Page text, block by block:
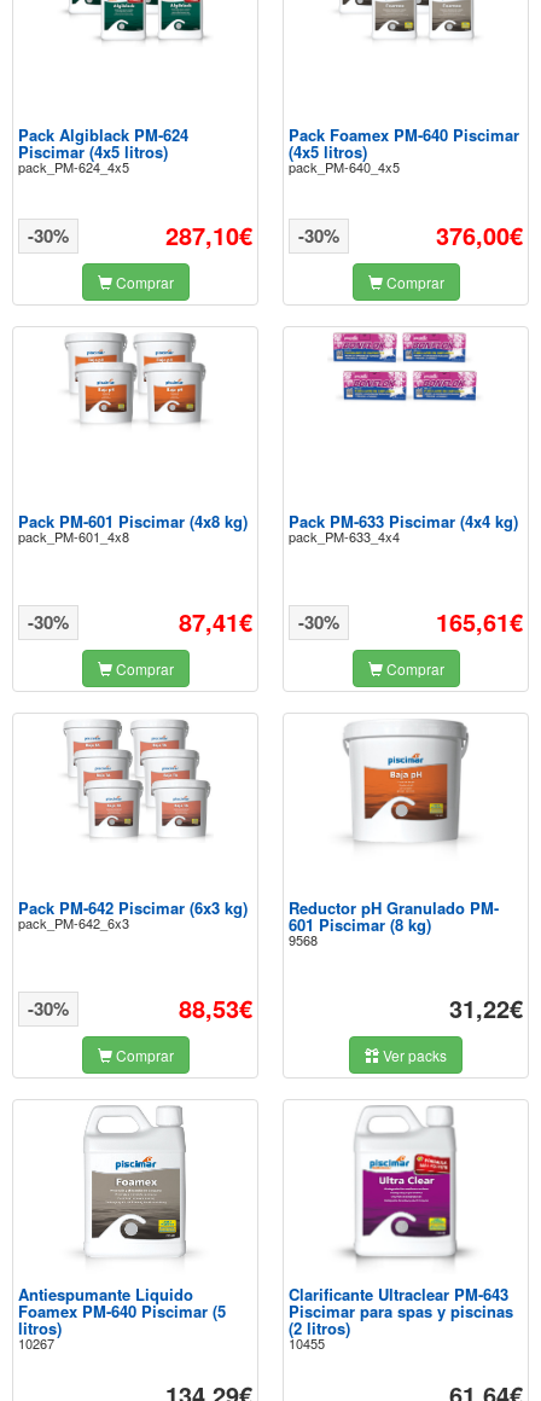
Pack Algiblack PM-624
Piscimar (4x5 litros)
pack_PM-624_4x5
287,10€
-30%
Comprar
Pack Foamex PM-640 Piscimar
(4x5 litros)
pack_PM-640_4x5
376,00€
-30%
Comprar
Pack PM-601 Piscimar (4x8 kg)
pack_PM-601_4x8
87,41€
-30%
Comprar
Pack PM-633 Piscimar (4x4 kg)
pack_PM-633_4x4
165,61€
-30%
Comprar
Pack PM-642 Piscimar (6x3 kg)
pack_PM-642_6x3
88,53€
-30%
Comprar
Reductor pH Granulado PM-
601 Piscimar (8 kg)
9568
31,22€
Ver packs
Antiespumante Liquido
Foamex PM-640 Piscimar (5
litros)
10267
Clarificante Ultraclear PM-643
Piscimar para spas y piscinas
(2 litros)
10455